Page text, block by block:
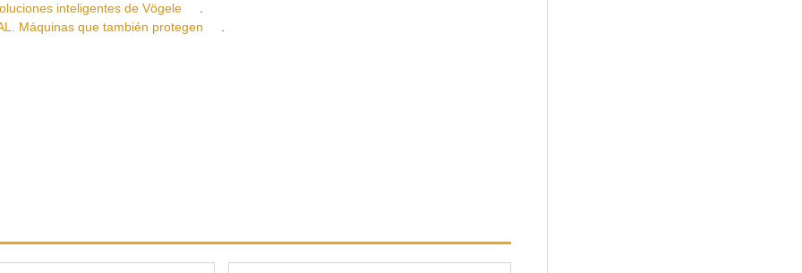
inteligentes de Vögele
.
Máquinas que también protegen
.